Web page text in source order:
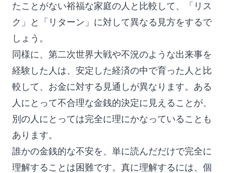
たことがない裕福な家庭の人と比較して、「リス
ク」と「リターン」に対して異なる見方をするで
しょう。
同様に、第二次世界大戦や不況のような出来事を
経験した人は、安定した経済の中で育った人と比
較して、お金に対する見通しが異なります。ある
人にとって不合理な金銭的決定に見えることが、
別の人にとっては完全に理にかなっていることも
あります。
誰かの金銭的な不安を、単に読んだだけで完全に
理解することは困難です。真に理解するには、個